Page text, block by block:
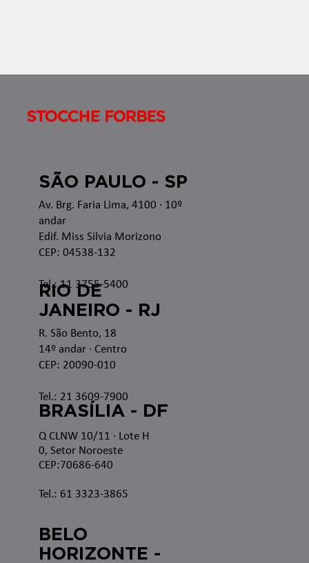
Av. Brg. Faria Lima, 4100 · 10º
andar
Edif. Miss Silvia Morizono
CEP: 04538-132
Tel.: 11 3755-5400
SÃO PAULO - SP
RIO DE
JANEIRO - RJ
R. São Bento, 18
14º andar · Centro
CEP: 20090-010
Tel.: 21 3609-7900
Q CLNW 10/11 · Lote H
0, Setor Noroeste
CEP:70686-640
Tel.: 61 3323-3865
BRASÍLIA - DF
BELO
HORIZONTE -